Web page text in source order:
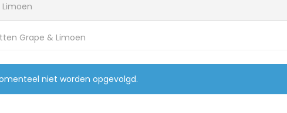
Grape & Limoen
niet worden opgevolgd.